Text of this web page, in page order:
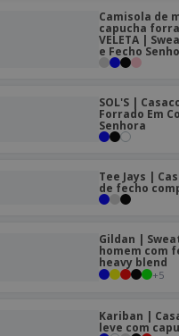
Camisola de
capucha
VELETA |
e Fecho
SOL'S |
Forrado Em
Senhora
Tee Jays |
de fecho
Gildan |
homem com
heavy blend
+5
Kariban |
leve com